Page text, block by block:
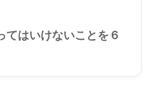
てはいけないことを６